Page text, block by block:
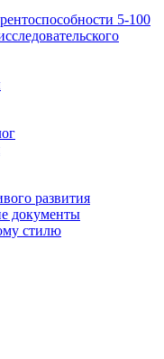
5-100
развития
документы
стилю